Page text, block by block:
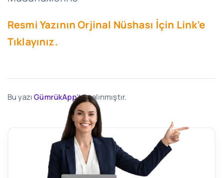
Resmi Yazının Orjinal Nüshası İçin Link’e
Tıklayınız.
Bu yazıGümrükApp'ten alınmıştır.